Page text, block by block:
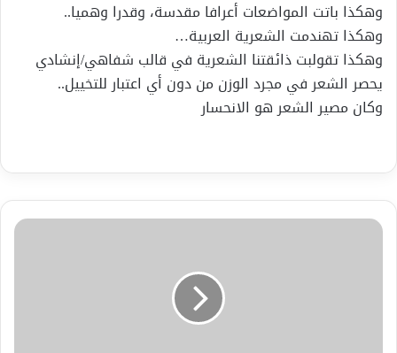
وهكذا باتت المواضعات أعرافا مقدسة، وقدرا وهميا..
وهكذا تهندمت الشعرية العربية…
وهكذا تقولبت ذائقتنا الشعرية في قالب شفاهي/إنشادي
يحصر الشعر في مجرد الوزن من دون أي اعتبار للتخييل..
وكان مصير الشعر هو الانحسار
قبل